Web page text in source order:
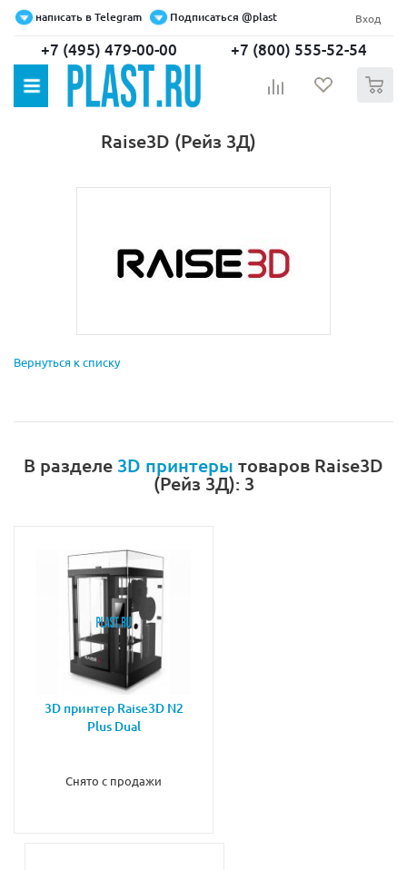
написать в Telegram Подписаться @plast Вход
+7 (495) 479-00-00 +7 (800) 555-52-54
Raise3D (Рейз 3Д)
Вернуться к списку
В разделе 3D принтеры товаров Raise3D
(Рейз 3Д): 3
3D принтер Raise3D N2
Plus Dual
Снято с продажи